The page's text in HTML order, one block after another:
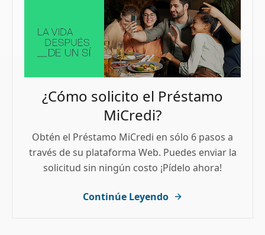
¿Cómo solicito el Préstamo
MiCredi?
Obtén el Préstamo MiCredi en sólo 6 pasos a
través de su plataforma Web. Puedes enviar la
solicitud sin ningún costo ¡Pídelo ahora!
Continúe Leyendo